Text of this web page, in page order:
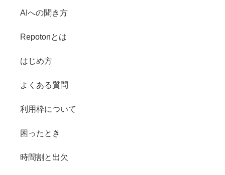
AIへの聞き方
Repotonとは
はじめ方
よくある質問
利用枠について
困ったとき
時間割と出欠